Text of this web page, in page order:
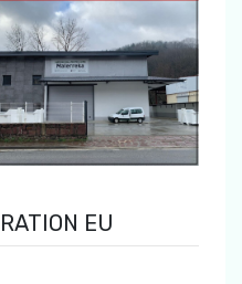
EU